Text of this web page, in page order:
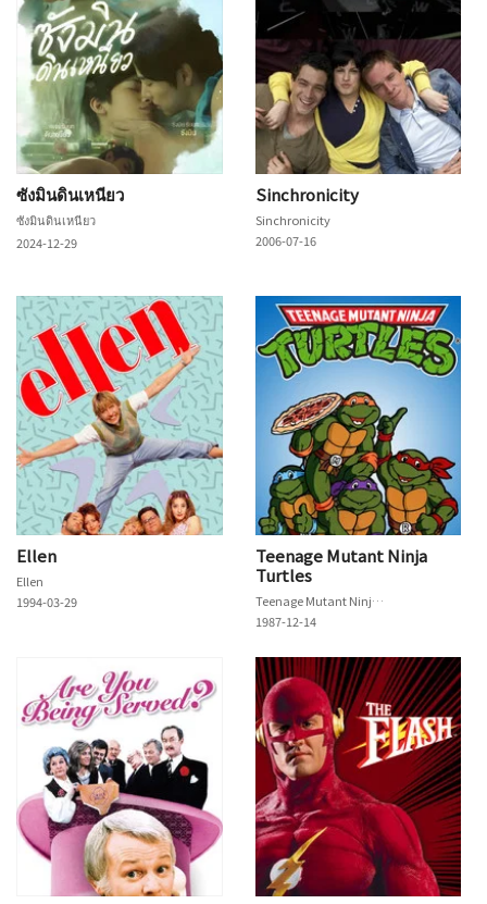
ซังมินดินเหนียว
ซังมินดินเหนียว
2024-12-29
Sinchronicity
Sinchronicity
2006-07-16
Ellen
Ellen
1994-03-29
Teenage Mutant Ninja
Turtles
Teenage Mutant Ninja Turtles
1987-12-14